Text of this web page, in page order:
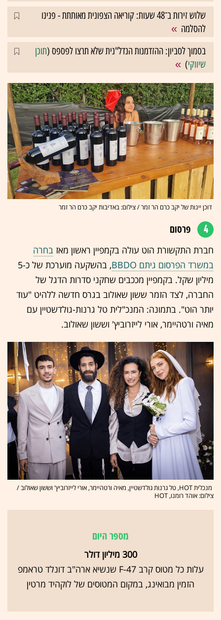
שלוש זירות ב־48 שעות: קוריאה הצפונית מאותתת - פנינו
להסלמה
בסמוך לסביון: ההזדמנות הנדל"נית שלא תרצו לפספס (תוכן
שיווקי)
דוכן יינות של יקב כרם הר זמר / צילום: באדיבות יקב כרם הר זמר
4 פרסום
חברת התקשורת הוט עולה בקמפיין ראשון מאז בחרה
במשרד הפרסום גיתם BBDO
, בהשקעה מוערכת של כ-5
מיליון שקל. בקמפיין מככבים שחקני סדרות הדגל של
החברה, לצד הזמר ששון שאולוב בגרס חדשה ללהיט "עוד
יותר הוט". בתמונה: המנכ"לית טל גרנות-גולדשטיין עם
מאיה ורטהיימר, אורי לייזרוביץ' וששון שאולוב.
מנכלית HOT, טל גרנות גולדשטיין, מאיה ורטהיימר, אורי לייזרוביץ' וששון שאולוב /
צילום: אוהד רומנו, HOT
מספר היום
300 מיליון דולר
עלות כל מטוס קרב F-47 שנשיא ארה"ב דונלד טראמפ
הזמין מבואינג, במקום המטוסים של לוקהיד מרטין